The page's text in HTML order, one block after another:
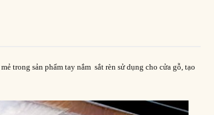
trong sản phẩm tay nắm sắt rèn sử dụng cho cửa gỗ, tạo